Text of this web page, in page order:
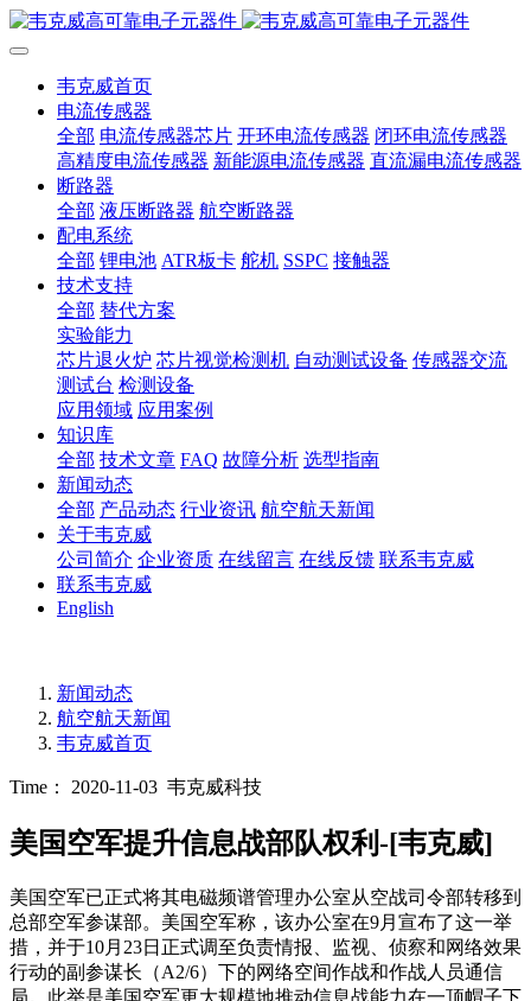
韦克威首页
电流传感器
全部 电流传感器芯片 开环电流传感器 闭环电流传感器
高精度电流传感器 新能源电流传感器 直流漏电流传感器
断路器
全部 液压断路器 航空断路器
配电系统
全部 锂电池 ATR板卡 舵机 SSPC 接触器
技术支持
全部 替代方案
实验能力
芯片退火炉 芯片视觉检测机 自动测试设备 传感器交流
测试台 检测设备
应用领域 应用案例
知识库
全部 技术文章 FAQ 故障分析 选型指南
新闻动态
全部 产品动态 行业资讯 航空航天新闻
关于韦克威
公司简介 企业资质 在线留言 在线反馈 联系韦克威
联系韦克威
English
新闻动态
航空航天新闻
韦克威首页
Time： 2020-11-03 韦克威科技
美国空军提升信息战部队权利-[韦克威]
美国空军已正式将其电磁频谱管理办公室从空战司令部转移到
总部空军参谋部。美国空军称，该办公室在9月宣布了这一举
措，并于10月23日正式调至负责情报、监视、侦察和网络效果
行动的副参谋长（A2/6）下的网络空间作战和作战人员通信
局。此举是美国空军更大规模地推动信息战能力在一顶帽子下